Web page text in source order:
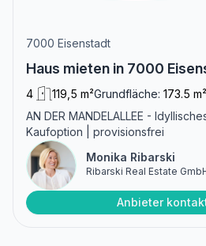
7000 Eisenstadt
Haus mieten in 7000
4 119,5 m²Grundfläche: 173.5 m²
AN DER MANDELALLEE -
Kaufoption | provisionsfrei
Monika Ribarski
Ribarski Real Estate
Anbieter